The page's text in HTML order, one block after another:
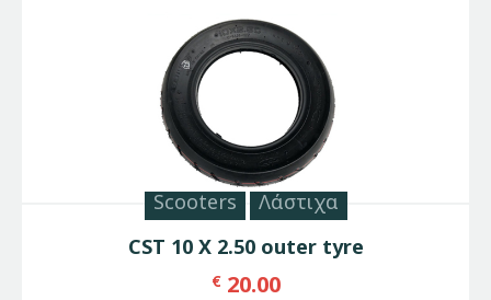
Scooters
Λάστιχα
CST 10 X 2.50 outer tyre
€ 20.00